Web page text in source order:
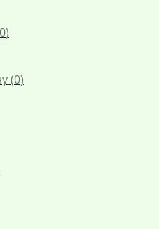
0)
(0)